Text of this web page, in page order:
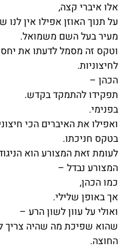
אלו איברי קצה,
על תנוך האוזן אפילו אין לנו
מעיר בעל השם משמואל.
וטקס זה מסמל לדעתו את יחס
לחיצוניות.
הכהן –
תפקידו להתמקד בקדש.
בפנימי.
ואפילו את האיברים הכי
בטקס חניכתו.
לעומת זאת המצורע הוא
המצורע נבדל –
כמו הכהן,
אך באופן שלילי.
ואולי על עוון לשון הרע –
שהוא שפיכת מה שהיה צריך
החוצה.